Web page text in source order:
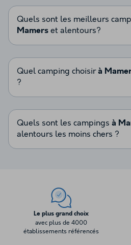
Quels sont les meilleurs
Mamers et alentours?
Quel camping choisirà
?
Quels sont les campings à
alentours les moins chers ?
Le plus grand choix
avec plus de 4000
établissements référencés